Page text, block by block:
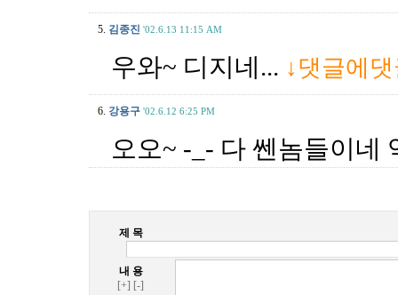
5. 김종진 '02.6.13 11:15 AM
우와~ 디지네... ↓댓글에
6. 강용구 '02.6.12 6:25 PM
오오~ -_- 다 쎈놈들이네
제 목
내 용
[+] [-]